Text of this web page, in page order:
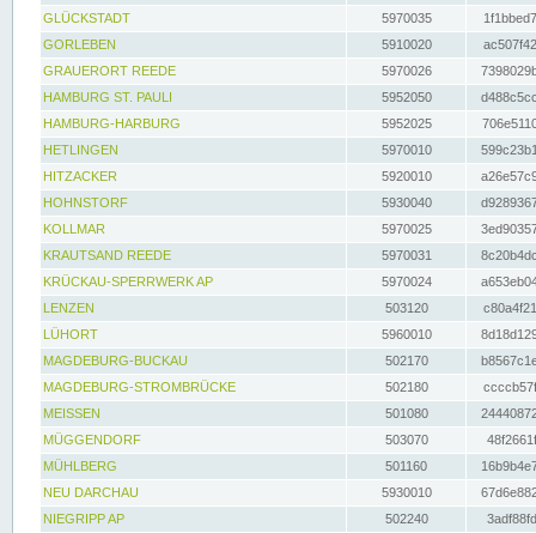
GLÜCKSTADT
5970035
GORLEBEN
5910020
GRAUERORT REEDE
5970026
HAMBURG ST. PAULI
5952050
HAMBURG-HARBURG
5952025
HETLINGEN
5970010
HITZACKER
5920010
HOHNSTORF
5930040
KOLLMAR
5970025
KRAUTSAND REEDE
5970031
KRÜCKAU-SPERRWERK AP
5970024
LENZEN
503120
LÜHORT
5960010
MAGDEBURG-BUCKAU
502170
MAGDEBURG-STROMBRÜCKE
502180
MEISSEN
501080
MÜGGENDORF
503070
MÜHLBERG
501160
NEU DARCHAU
5930010
NIEGRIPP AP
502240